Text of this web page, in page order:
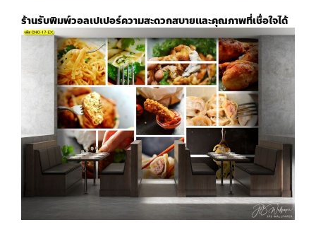
ร้านรับพิมพ์วอลเปเปอร์ความสะดวกสบายและคุณภาพที่เชื่อใจได้